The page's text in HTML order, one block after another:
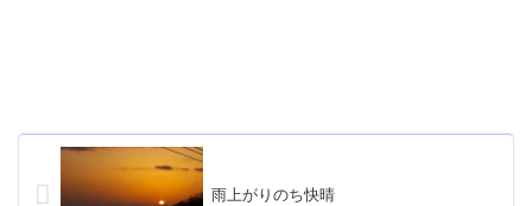
雨上がりのち快晴